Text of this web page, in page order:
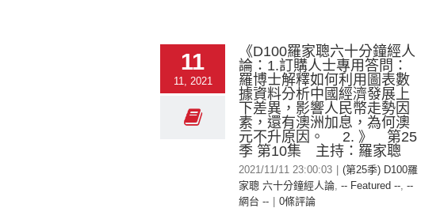
11
11, 2021
《D100羅家聰六十分鐘經人
論：1.訂購人士專用答問：
羅博士解釋如何利用圖表數
據資料分析中國經濟發展上
下差異，影響人民幣走勢因
素，還有澳洲加息，為何澳
元不升原因。 2. 》 第25
季 第10集 主持：羅家聰
2021/11/11 23:00:03
(第25季) D100羅
家聰 六十分鐘經人論, -- Featured --, --
網台 --
0條評論